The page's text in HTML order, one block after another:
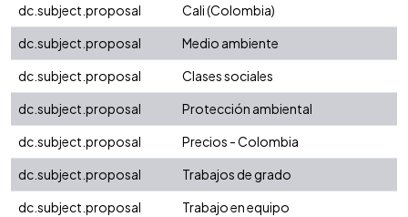
dc.subject.proposal
Cali (Colombia)
dc.subject.proposal
Medio ambiente
dc.subject.proposal
Clases sociales
dc.subject.proposal
Protección ambiental
dc.subject.proposal
Precios - Colombia
dc.subject.proposal
Trabajos de grado
dc.subject.proposal
Trabajo en equipo